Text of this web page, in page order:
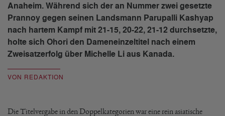
Anaheim. Während sich der an Nummer zwei gesetzte
Prannoy gegen seinen Landsmann Parupalli Kashyap
nach hartem Kampf mit 21-15, 20-22, 21-12 durchsetzte,
holte sich Ohori den Dameneinzeltitel nach einem
Zweisatzerfolg über Michelle Li aus Kanada.
VON REDAKTION
Die Titelvergabe in den Doppelkategorien war eine rein asiatische